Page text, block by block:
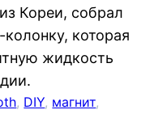
Кореи, собрал
которая
жидкость
, DIY, магнит